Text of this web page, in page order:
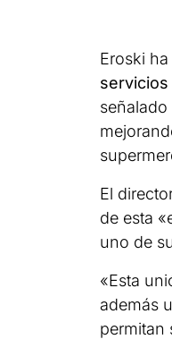
Eroski
El
de esta
uno de
«Esta
además
permitan